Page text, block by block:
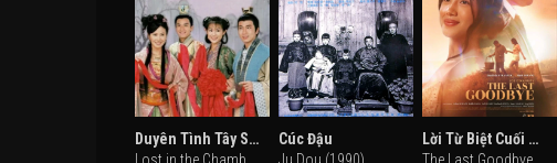
Duyên Tình Tây Sương
Cúc Đậu
Lời Từ Biệt Cuối Cùng